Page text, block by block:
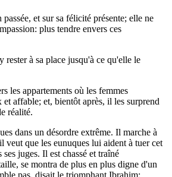
et sur sa félicité présente; elle ne
plus tendre envers ces
rester à sa place jusqu'à ce qu'elle le
les appartements où les femmes
affable; et, bientôt après, il les surprend
réalité.
dans un désordre extrême. Il marche à
veut que les eunuques lui aident à tuer cet
juges. Il est chassé et traîné
se montra de plus en plus digne d'un
pas, disait le triomphant Ibrahim: